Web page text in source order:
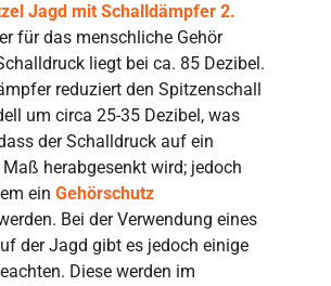
Jagd mit Schalldämpfer 2.
für das menschliche Gehör
liegt bei ca. 85 Dezibel.
reduziert den Spitzenschall
um circa 25-35 Dezibel, was
der Schalldruck auf ein
herabgesenkt wird; jedoch
ein Gehörschutz
Bei der Verwendung eines
der Jagd gibt es jedoch einige
Diese werden im